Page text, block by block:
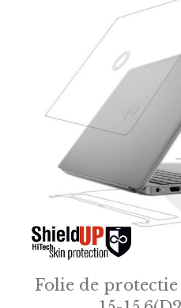
Folie de